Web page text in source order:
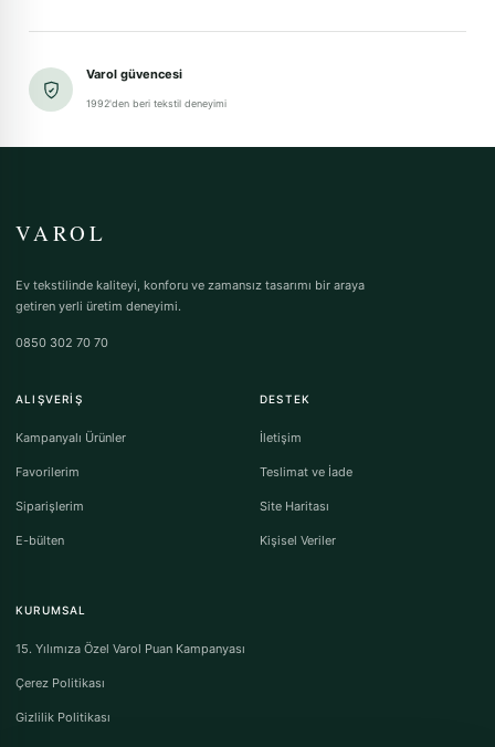
Varol güvencesi
1992'den beri tekstil deneyimi
VAROL
Ev tekstilinde kaliteyi, konforu ve zamansız tasarımı bir araya
getiren yerli üretim deneyimi.
0850 302 70 70
ALIŞVERIŞ
Kampanyalı Ürünler
Favorilerim
Siparişlerim
E-bülten
DESTEK
İletişim
Teslimat ve İade
Site Haritası
Kişisel Veriler
KURUMSAL
15. Yılımıza Özel Varol Puan Kampanyası
Çerez Politikası
Gizlilik Politikası